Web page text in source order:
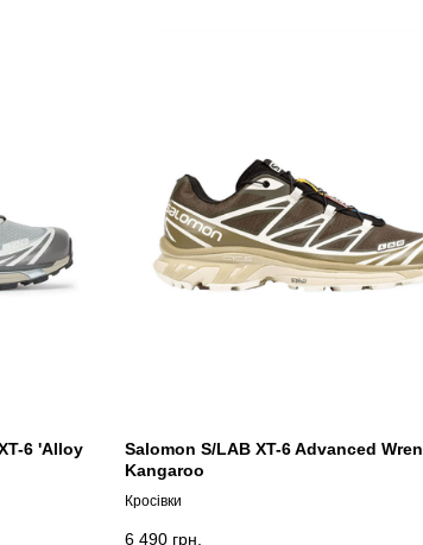
6 'Alloy
Salomon S/LAB XT-6 Advanced Wren
Kangaroo
Кросівки
6 490 грн.